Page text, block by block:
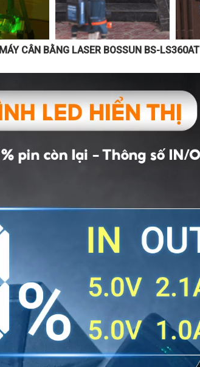
CÂN BẰNG LASER BOSSUN BS-LS360AT